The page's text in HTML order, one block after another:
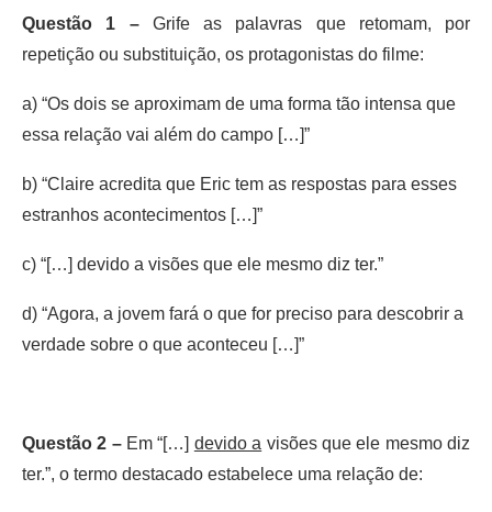
Questão 1 – Grife as palavras que retomam, por
repetição ou substituição, os protagonistas do filme:
a) “Os dois se aproximam de uma forma tão intensa que
essa relação vai além do campo […]”
b) “Claire acredita que Eric tem as respostas para esses
estranhos acontecimentos […]”
c) “[…] devido a visões que ele mesmo diz ter.”
d) “Agora, a jovem fará o que for preciso para descobrir a
verdade sobre o que aconteceu […]”
Questão 2 –Em “[…] devido a visões que ele mesmo diz
ter.”, o termo destacado estabelece uma relação de: